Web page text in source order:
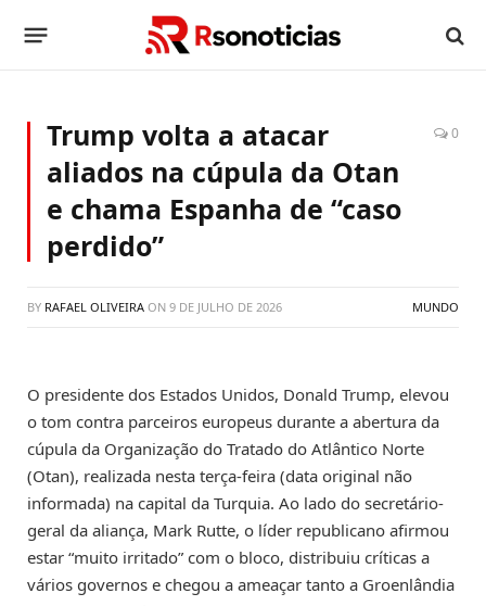
Trump volta a atacar
aliados na cúpula da Otan
e chama Espanha de “caso
perdido”
0
BY RAFAEL OLIVEIRA ON 9 DE JULHO DE 2026 MUNDO
O presidente dos Estados Unidos, Donald Trump, elevou
o tom contra parceiros europeus durante a abertura da
cúpula da Organização do Tratado do Atlântico Norte
(Otan), realizada nesta terça-feira (data original não
informada) na capital da Turquia. Ao lado do secretário-
geral da aliança, Mark Rutte, o líder republicano afirmou
estar “muito irritado” com o bloco, distribuiu críticas a
vários governos e chegou a ameaçar tanto a Groenlândia